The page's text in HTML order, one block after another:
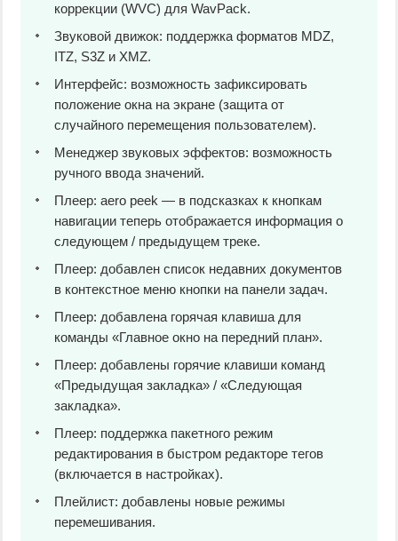
коррекции (WVC) для WavPack.
Звуковой движок: поддержка форматов MDZ,
ITZ, S3Z и XMZ.
Интерфейс: возможность зафиксировать
положение окна на экране (защита от
случайного перемещения пользователем).
Менеджер звуковых эффектов: возможность
ручного ввода значений.
Плеер: aero peek — в подсказках к кнопкам
навигации теперь отображается информация о
следующем / предыдущем треке.
Плеер: добавлен список недавних документов
в контекстное меню кнопки на панели задач.
Плеер: добавлена горячая клавиша для
команды «Главное окно на передний план».
Плеер: добавлены горячие клавиши команд
«Предыдущая закладка» / «Следующая
закладка».
Плеер: поддержка пакетного режим
редактирования в быстром редакторе тегов
(включается в настройках).
Плейлист: добавлены новые режимы
перемешивания.